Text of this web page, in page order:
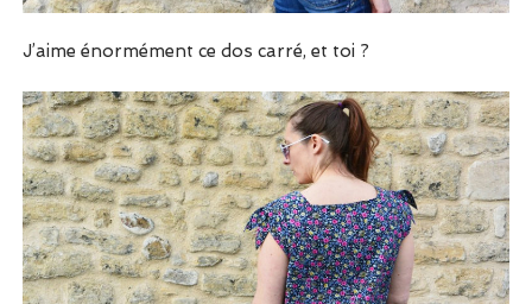
J’aime énormément ce dos carré, et toi ?